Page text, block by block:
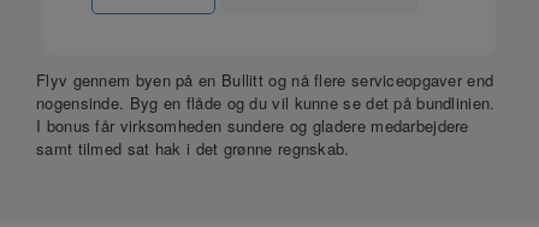
Flyv gennem byen på en Bullitt og nå flere serviceopgaver end
nogensinde. Byg en flåde og du vil kunne se det på bundlinien.
I bonus får virksomheden sundere og gladere medarbejdere
samt tilmed sat hak i det grønne regnskab.